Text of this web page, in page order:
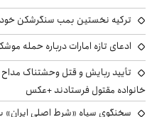
ترکیه نخستین بمب سنگرشکن خود
ادعای تازه امارات درباره حمله
تأیید ربایش و قتل وحشتناک
خانواده مقتول فرستادند +عکس
سخنگوی سپاه «شرط اصلی ایران»